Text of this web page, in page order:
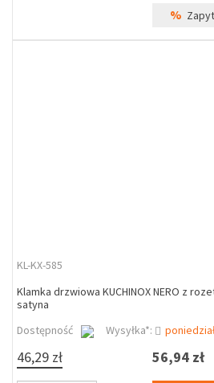
%
KL-KX-585
Klamka drzwiowa KUCHINOX NERO z
satyna
Dostępność
Wysyłka*:
46,29 zł 56,94 zł